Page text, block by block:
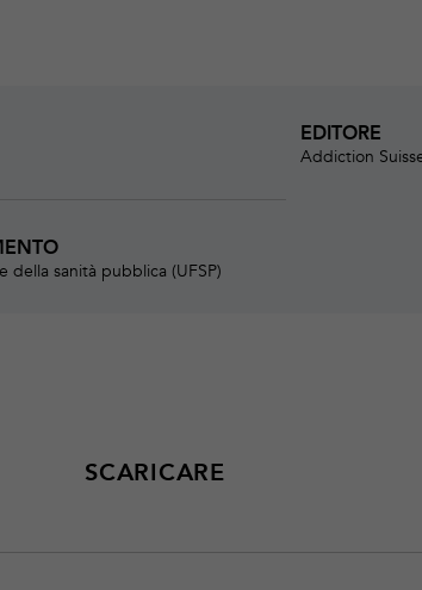
EDITORE
Addiction
della sanità pubblica (UFSP)
SCARICARE